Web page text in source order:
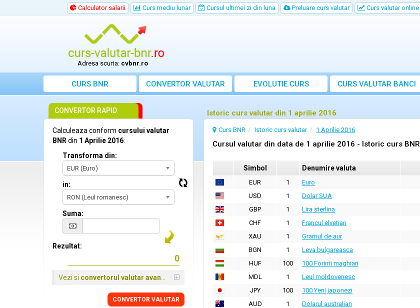
Calculator salarii Curs mediu lunar Cursul ultimei zi din luna Preluare curs valutar Curs valutar online
Adresa scurta: cvbnr.ro
CURS BNR CONVERTOR VALUTAR EVOLUTIE CURS CURS VALUTAR BANCI
Istoric curs valutar din 1 aprilie 2016
Curs BNR Istoric curs valutar 1 Aprilie 2016
Cursul valutar din data de 1 aprilie 2016 - Istoric curs BNR
Simbol Denumire valuta
EUR 1 Euro
USD
1 Dolar SUA
GBP
1 Lira sterlina
CHF
1 Francul elvetian
XAU
1 Gramul de aur
BGN
1 Leva bulgareasca
HUF
100 100 Forinti maghiari
MDL
1 Leul moldovenesc
JPY
100 100 Yeni japonezi
AUD
1 Dolarul australian
CONVERTOR RAPID
Calculeaza conform cursului valutar
BNR din 1 Aprilie 2016:
Transforma din:
EUR (Euro)
in:
RON (Leul romanesc)
Suma:
Rezultat:
Vezi si convertorul valutar avansat
CONVERTOR VALUTAR